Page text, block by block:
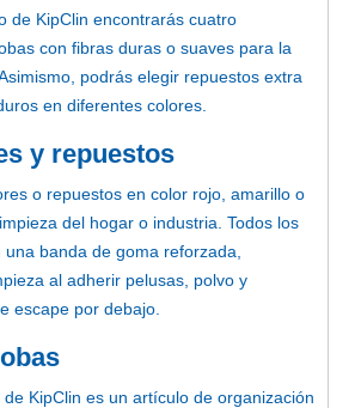
de KipClin encontrarás cuatro
con fibras duras o suaves para la
podrás elegir repuestos extra
en diferentes colores.
y repuestos
o repuestos en color rojo, amarillo o
del hogar o industria. Todos los
banda de goma reforzada,
al adherir pelusas, polvo y
escape por debajo.
KipClin es un artículo de organización